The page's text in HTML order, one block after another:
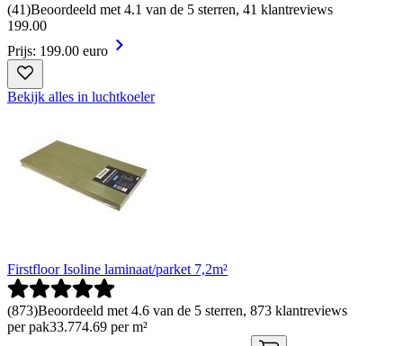
(41)Beoordeeld met 4.1 van de 5 sterren, 41 klantreviews
199.00
Prijs: 199.00 euro
Bekijk alles in luchtkoeler
Firstfloor Isoline laminaat/parket 7,2m²
(873)Beoordeeld met 4.6 van de 5 sterren, 873 klantreviews
per pak33.774.69 per m²